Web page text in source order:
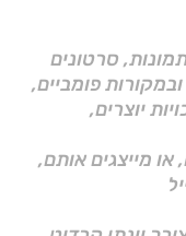
סרטונים
פומביים,
לחוק זכויות יוצרים,
מייצגים אותם,